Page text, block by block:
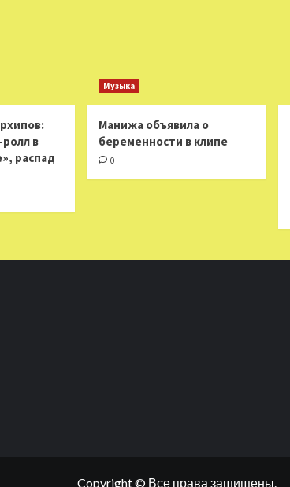
в
распад
Музыка
Манижа объявила о
беременности в клипе
0
Copyright © Все права защищены.